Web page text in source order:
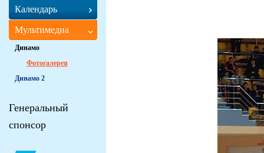
Календарь
Мультимедиа
Динамо
Фотогалерея
Динамо 2
Генеральный
спонсор